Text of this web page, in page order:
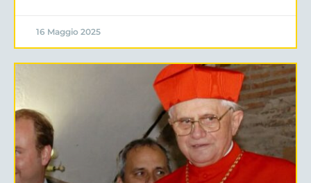
16 Maggio 2025